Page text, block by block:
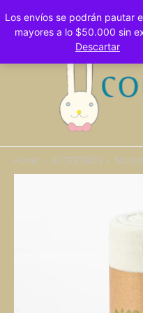
Home ACCESORIOS Mantas
Los envíos se podrán pautar
mayores a lo $50.000 sin
Descartar